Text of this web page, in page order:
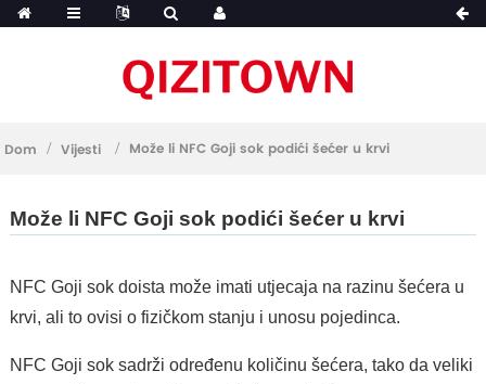
Dom Vijesti Može li NFC Goji sok podići šećer u krvi
Može li NFC Goji sok podići šećer u krvi
NFC Goji sok doista može imati utjecaja na razinu šećera u
krvi, ali to ovisi o fizičkom stanju i unosu pojedinca.
NFC Goji sok sadrži određenu količinu šećera, tako da veliki